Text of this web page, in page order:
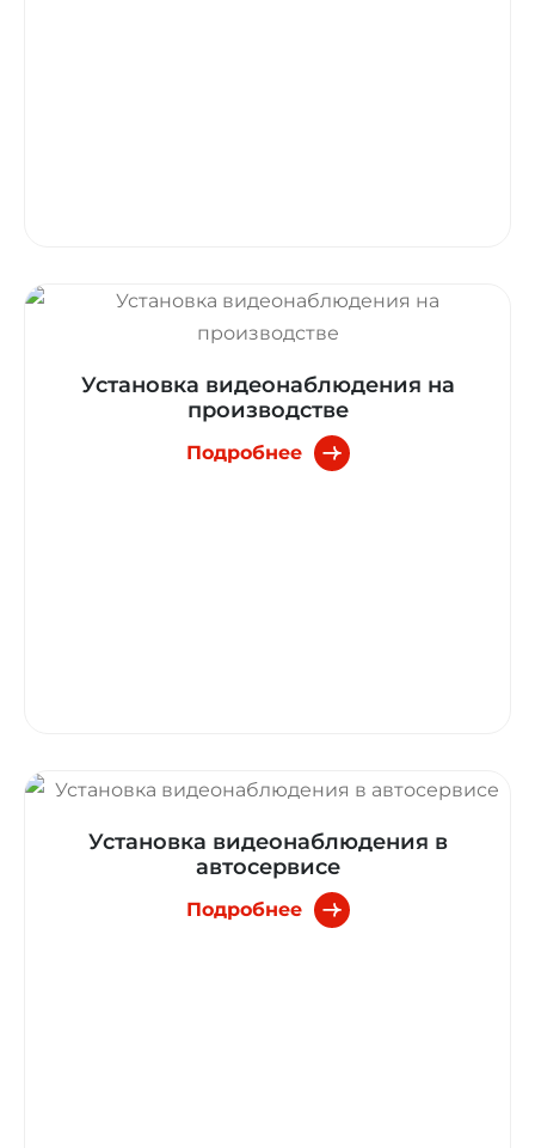
Установка видеонаблюдения на
производстве
Подробнее
Установка видеонаблюдения в
автосервисе
Подробнее